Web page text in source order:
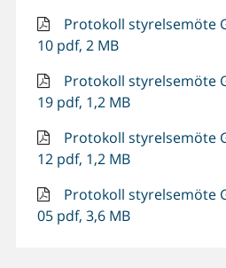
Protokoll styrelsemöte
10 pdf, 2 MB
Protokoll styrelsemöte
19 pdf, 1,2 MB
Protokoll styrelsemöte
12 pdf, 1,2 MB
Protokoll styrelsemöte
05 pdf, 3,6 MB